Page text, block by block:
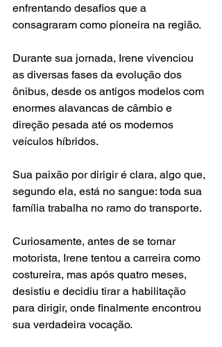
enfrentando desafios que a
consagraram como pioneira na região.
Durante sua jornada, Irene vivenciou
as diversas fases da evolução dos
ônibus, desde os antigos modelos com
enormes alavancas de câmbio e
direção pesada até os modernos
veículos híbridos.
Sua paixão por dirigir é clara, algo que,
segundo ela, está no sangue: toda sua
família trabalha no ramo do transporte.
Curiosamente, antes de se tornar
motorista, Irene tentou a carreira como
costureira, mas após quatro meses,
desistiu e decidiu tirar a habilitação
para dirigir, onde finalmente encontrou
sua verdadeira vocação.